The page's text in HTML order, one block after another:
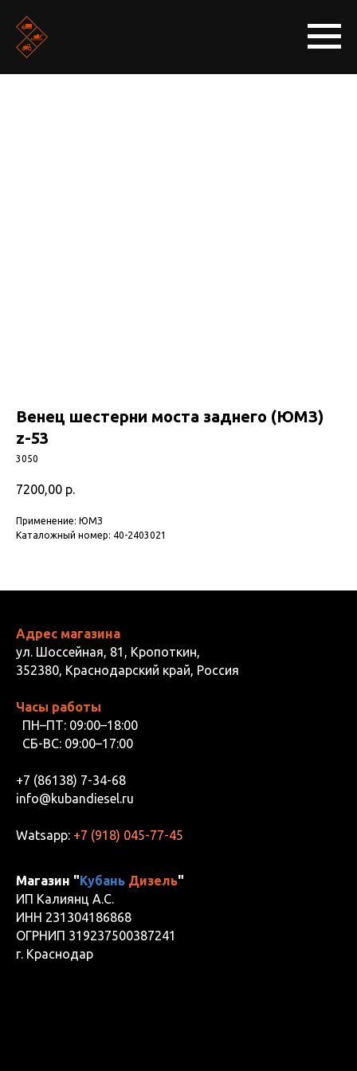
Венец шестерни моста заднего (ЮМЗ)
z-53
3050
7200,00 р.
Применение: ЮМЗ
Каталожный номер: 40-2403021
Адрес магазина
ул. Шоссейная, 81, Кропоткин,
352380, Краснодарский край, Россия
Часы работы
ПН–ПТ: 09:00–18:00
СБ-ВС: 09:00–17:00
+7 (86138) 7-34-68
info@kubandiesel.ru
Watsapp: +7 (918) 045-77-45
Магазин "Кубань Дизель"
ИП Калиянц А.С.
ИНН 231304186868
ОГРНИП 319237500387241
г. Краснодар